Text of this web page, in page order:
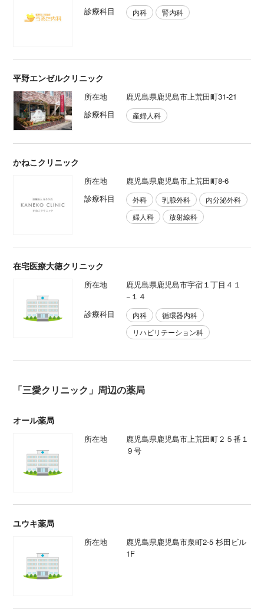
診療科目
内科 腎内科
平野エンゼルクリニック
所在地
鹿児島県鹿児島市上荒田町31-21
診療科目
産婦人科
かねこクリニック
所在地
鹿児島県鹿児島市上荒田町8-6
診療科目
外科 乳腺外科
内分泌外科
婦人科
放射線科
在宅医療大徳クリニック
所在地
鹿児島県鹿児島市宇宿１丁目４１
−１４
診療科目
内科
循環器内科
リハビリテーション科
「三愛クリニック」周辺の薬局
オール薬局
所在地
鹿児島県鹿児島市上荒田町２５番１
９号
ユウキ薬局
所在地
鹿児島県鹿児島市泉町2-5 杉田ビル
1F